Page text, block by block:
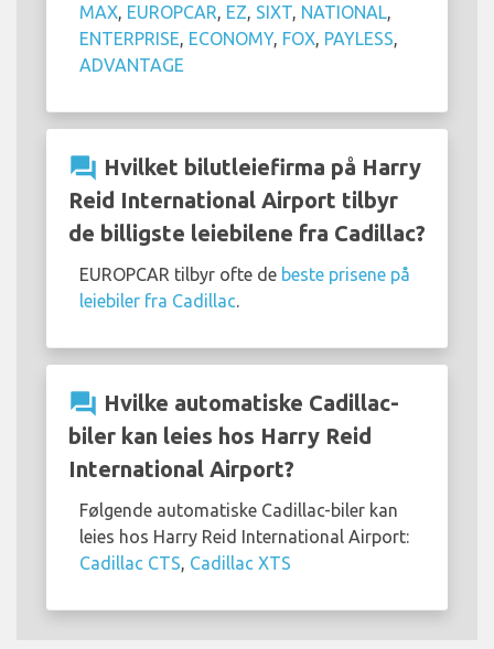
MAX EUROPCAR EZ SIXT NATIONAL
ENTERPRISE ECONOMY, FOX PAYLESS
ADVANTAGE
question_answer Hvilket bilutleiefirma på Harry
Reid International Airport tilbyr
de billigste leiebilene fra Cadillac?
EUROPCAR tilbyr ofte de beste prisene på
leiebiler fra Cadillac
question_answer Hvilke automatiske Cadillac-
biler kan leies hos Harry Reid
International Airport?
Følgende automatiske Cadillac-biler kan
leies hos Harry Reid International Airport:
Cadillac CTS Cadillac XTS